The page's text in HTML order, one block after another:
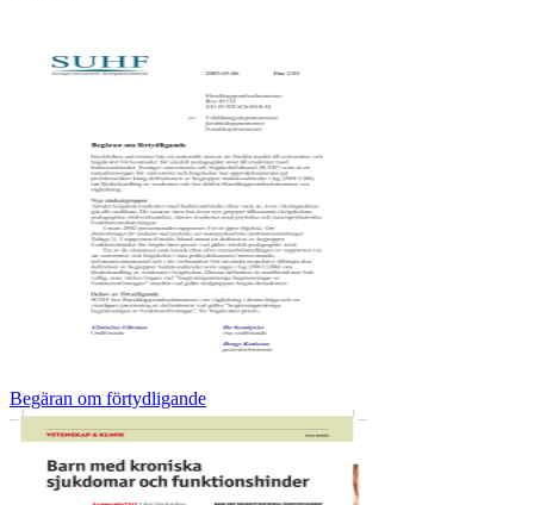
Begäran om förtydligande